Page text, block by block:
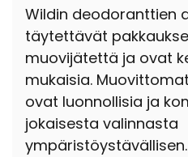
Wildin deodoranttien
täytettävät
muovijätettä ja ovat
mukaisia.
ovat luonnollisia ja
jokaisesta valinnasta
ympäristöystävällisen.